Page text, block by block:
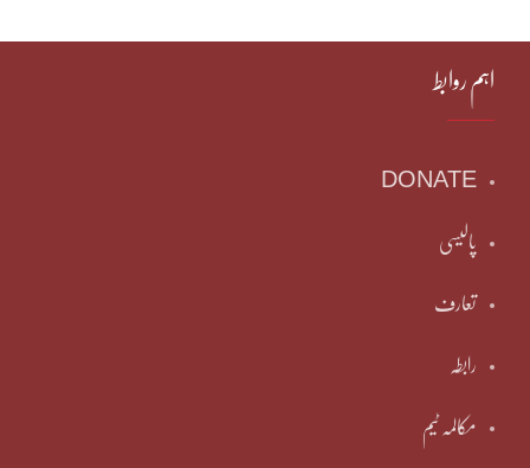
اہم روابط
DONATE
پالیسی
تعارف
رابطہ
مکالمہ ٹیم